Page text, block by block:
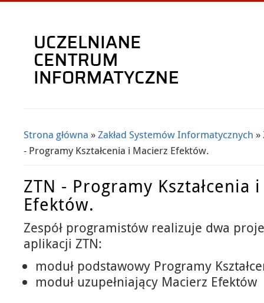
Jesteś tutaj
Strona główna »Zakład Systemów Informatycznych »
- Programy Kształcenia i Macierz Efektów.
ZTN - Programy Kształcenia
Efektów.
Zespół programistów realizuje dwa
aplikacji ZTN:
moduł podstawowy Programy
moduł uzupełniający Macierz Efektów